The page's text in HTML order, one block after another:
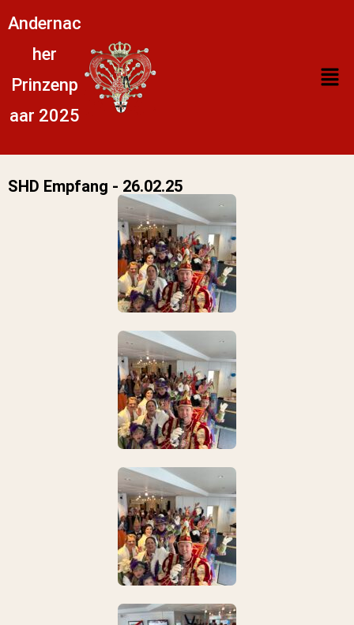
Andernac
her
Prinzenp
aar 2025
SHD Empfang - 26.02.25